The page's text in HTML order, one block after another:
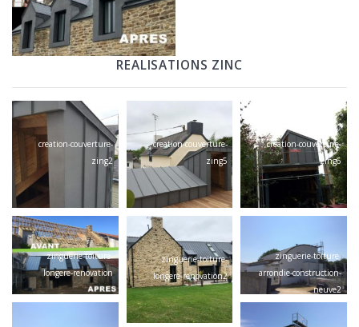
REALISATIONS ZINC
creation-couverture-
zing2
creation-couverture-
zing5
creation-couverture-
zing6
zinguerie-toiture-
longere-renovation
zinguerie-toiture-
longere-renovation2
zinguerie-toiture-
arrondie-construction-
neuve2